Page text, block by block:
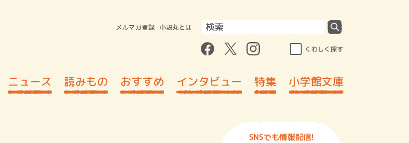
メルマガ登録 小説丸とは
くわしく探す
ニュース 読みもの おすすめ インタビュー 特集 小学館文庫
SNSでも情報配信!